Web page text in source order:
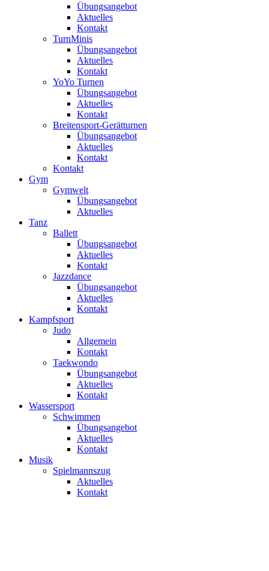
Übungsangebot
Aktuelles
Kontakt
TurnMinis
Übungsangebot
Aktuelles
Kontakt
YoYo Turnen
Übungsangebot
Aktuelles
Kontakt
Breitensport-Gerätturnen
Übungsangebot
Aktuelles
Kontakt
Kontakt
Gym
Gymwelt
Übungsangebot
Aktuelles
Tanz
Ballett
Übungsangebot
Aktuelles
Kontakt
Jazzdance
Übungsangebot
Aktuelles
Kontakt
Kampfsport
Judo
Allgemein
Kontakt
Taekwondo
Übungsangebot
Aktuelles
Kontakt
Wassersport
Schwimmen
Übungsangebot
Aktuelles
Kontakt
Musik
Spielmannszug
Aktuelles
Kontakt